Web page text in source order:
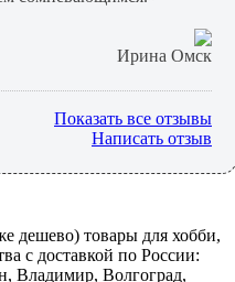
Ирина Омск
Показать все отзывы
Написать отзыв
дешево) товары для хобби,
с доставкой по России:
Владимир, Волгоград,